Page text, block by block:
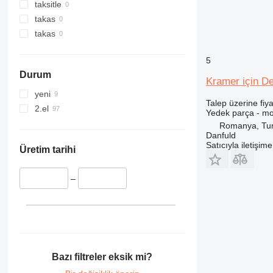
312
313
314
317
318
319
322
326
336
540
541
550
8014
8015
8016
8026
8045
8056
taksitle
takas
takas
Durum
yeni
2.el
Üretim tarihi
–
Bazı filtreler eksik mi?
5
Kramer için
Talep üzerine
Yedek parça -
Romanya,
Danfuld
Satıcıyla